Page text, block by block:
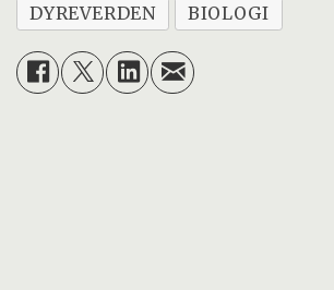
DYREVERDEN
BIOLOGI